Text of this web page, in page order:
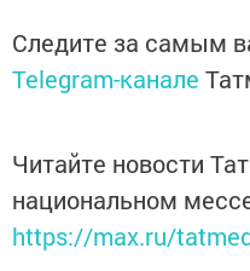
Следите за самым
Telegram-канале
Читайте новости
национальном
https://max.ru/